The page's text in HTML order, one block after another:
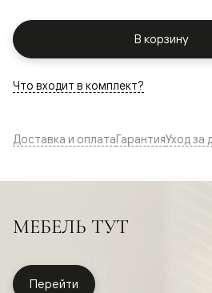
В корзину
Что входит в комплект?
Доставка и оплатаГарантияУход за
МЕБЕЛЬ ТУТ
Перейти